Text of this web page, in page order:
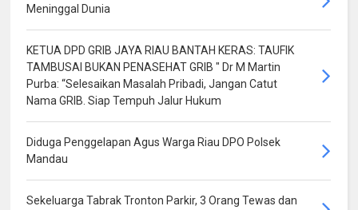
Meninggal Dunia
KETUA DPD GRIB JAYA RIAU BANTAH KERAS: TAUFIK
TAMBUSAI BUKAN PENASEHAT GRIB " Dr M Martin
Purba: “Selesaikan Masalah Pribadi, Jangan Catut
Nama GRIB. Siap Tempuh Jalur Hukum
Diduga Penggelapan Agus Warga Riau DPO Polsek
Mandau
Sekeluarga Tabrak Tronton Parkir, 3 Orang Tewas dan